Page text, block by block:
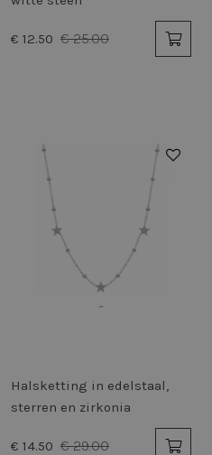
€ 12.50 € 25.00
Halsketting in edelstaal,
sterren en zirkonia
€ 14.50 € 29.00